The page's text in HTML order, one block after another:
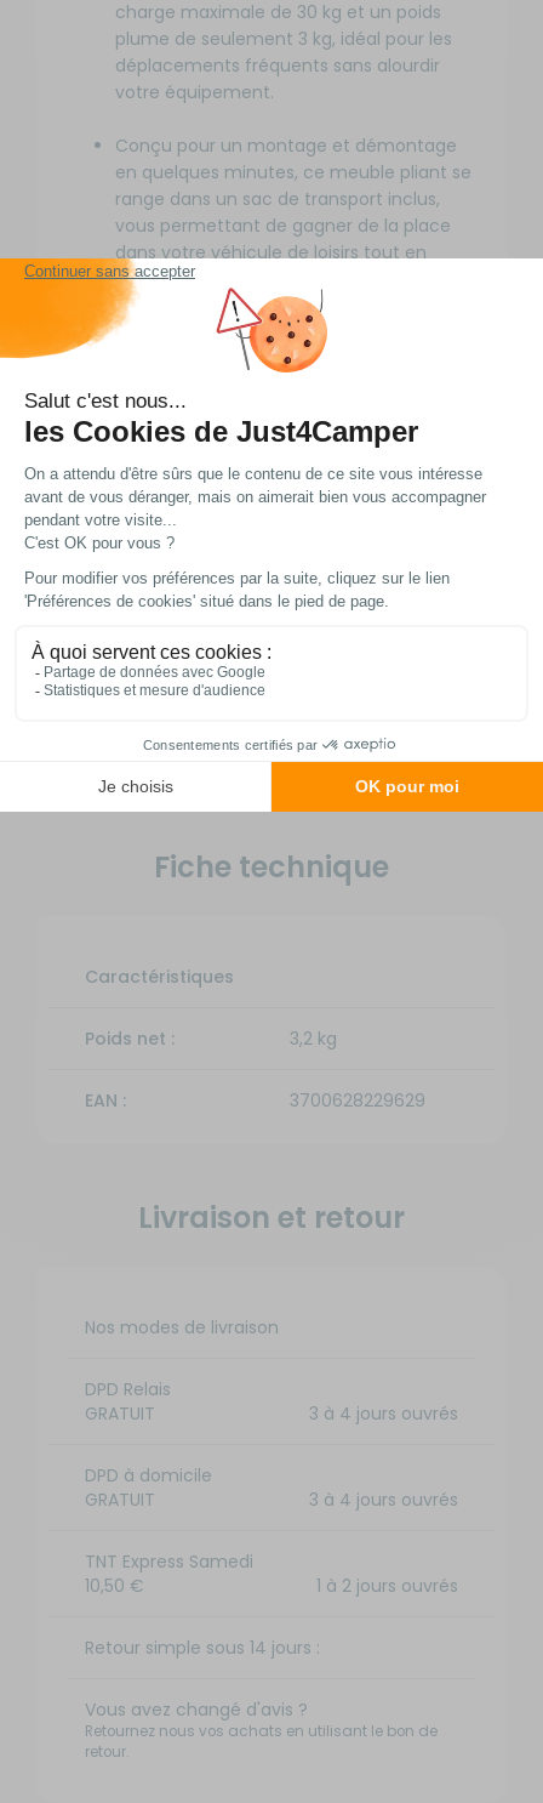
charge maximale de 30 kg et un poids
plume de seulement 3 kg, idéal pour les
déplacements fréquents sans alourdir
votre équipement.
Conçu pour un montage et démontage
en quelques minutes, ce meuble pliant se
range dans un sac de transport inclus,
vous permettant de gagner de la place
dans votre véhicule de loisirs tout en
restant prêt à l'emploi pour vos étapes en
plein air.
Ses deux plateaux enroulables se clipsent
offrant une surface modulable pour poser
un réchaud, des ustensiles ou des
ingrédients, tout en résistant aux
conditions extérieures grâce à sa
structure robuste et légère.
Parfait pour les camping-caristes et
caravaniers, ce meuble compact se glisse
en garantissant une stabilité optimale lors
de son utilisation, même sur des terrains
Fiche technique
Caractéristiques
Poids net : 3,2 kg
EAN : 3700628229629
Livraison et retour
Nos modes de livraison
DPD Relais
GRATUIT
3 à 4 jours ouvrés
DPD à domicile
GRATUIT
3 à 4 jours ouvrés
TNT Express Samedi
10,50 €
1 à 2 jours ouvrés
Retour simple sous 14 jours :
Vous avez changé d'avis ?
Retournez nous vos achats en utilisant le bon de
retour.